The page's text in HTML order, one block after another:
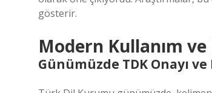
gösterir.
Modern Kullanım
Günümüzde TDK Onayı ve